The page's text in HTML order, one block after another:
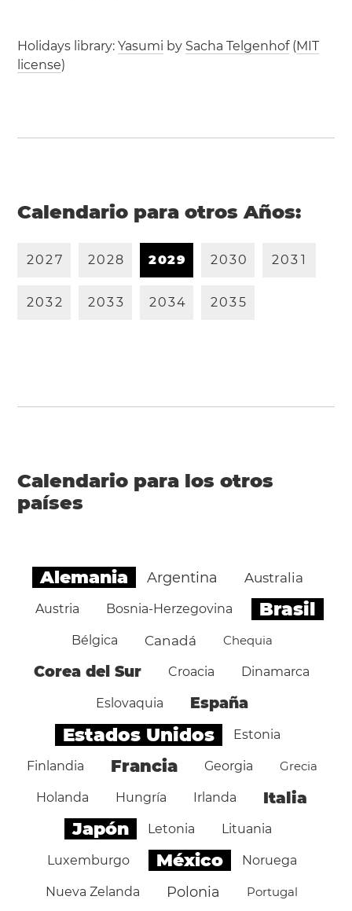
Holidays library:Yasumi by Sacha Telgenhof(MIT
license)
Calendario para otros Años:
2027 2028 2029 2030 203 1
2032 2033 2034 2035
Calendario para los otros
países
Alemania Argentina Australia
Austria Bosnia-Herzegovina Brasil
Bélgica Canadá Chequia
Corea del Sur Croacia Dinamarca
Eslovaquia España
Estados Unidos Estonia
Finlandia Francia Georgia Grecia
Holanda Hungría Irlanda Italia
Japón Letonia Lituania
Luxemburgo México Noruega
Nueva Zelanda Polonia Portugal